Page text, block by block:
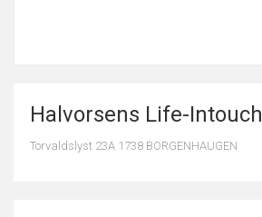
Halvorsens Life-Intouch
Torvaldslyst 23A 1738 BORGENHAUGEN